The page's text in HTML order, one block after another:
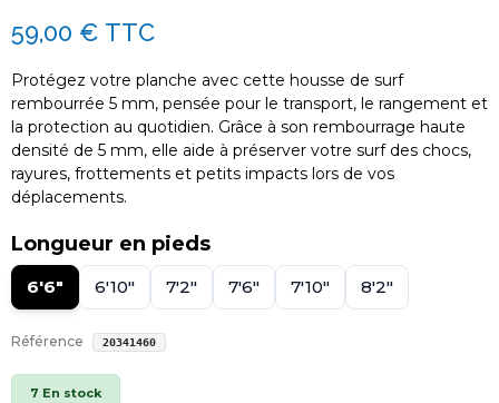
59,00 € TTC
Protégez votre planche avec cette housse de surf
rembourrée 5 mm, pensée pour le transport, le rangement et
la protection au quotidien. Grâce à son rembourrage haute
densité de 5 mm, elle aide à préserver votre surf des chocs,
rayures, frottements et petits impacts lors de vos
déplacements.
Longueur en pieds
6'6" 6'10" 7'2" 7'6" 7'10" 8'2"
Référence 20341460
7 En stock